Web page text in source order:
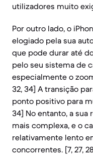
utilizadores muito
Por outro lado, o
elogiado pela sua
que pode durar até
pelo seu sistema de
especialmente o
32, 34] A transição
ponto positivo para
34] No entanto, a
mais complexa, e o
relativamente lento
concorrentes. [7, 27,